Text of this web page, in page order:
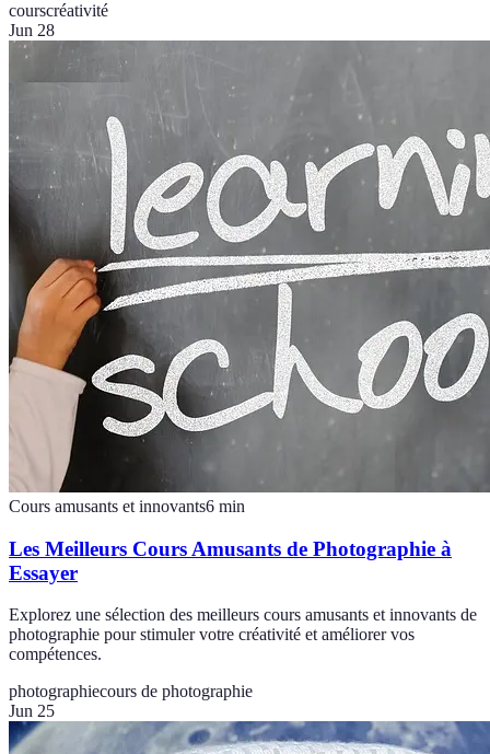
courscréativité
Jun 28
Cours amusants et innovants6 min
Les Meilleurs Cours Amusants de Photographie à
Essayer
Explorez une sélection des meilleurs cours amusants et innovants de
photographie pour stimuler votre créativité et améliorer vos
compétences.
photographiecours de photographie
Jun 25